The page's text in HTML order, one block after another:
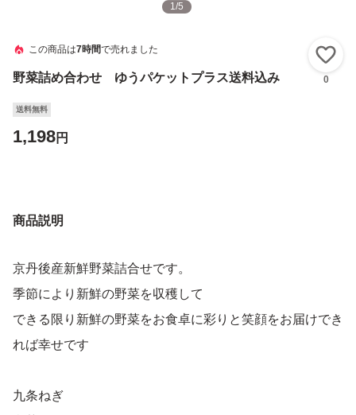
1/5
この商品は7時間で売れました
野菜詰め合わせ ゆうパケットプラス送料込み 0
送料無料
1,198円
商品説明
京丹後産新鮮野菜詰合せです。
季節により新鮮の野菜を収穫して
できる限り新鮮の野菜をお食卓に彩りと笑顔をお届けでき
れば幸せです
九条ねぎ